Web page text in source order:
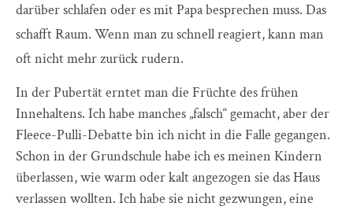
darüber schlafen oder es mit Papa besprechen muss. Das
schafft Raum. Wenn man zu schnell reagiert, kann man
oft nicht mehr zurück rudern.
In der Pubertät erntet man die Früchte des frühen
Innehaltens. Ich habe manches „falsch“ gemacht, aber der
Fleece-Pulli-Debatte bin ich nicht in die Falle gegangen.
Schon in der Grundschule habe ich es meinen Kindern
überlassen, wie warm oder kalt angezogen sie das Haus
verlassen wollten. Ich habe sie nicht gezwungen, eine